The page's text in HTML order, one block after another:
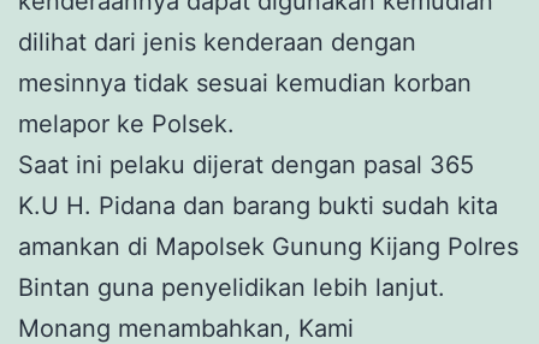
dilihat dari jenis kenderaan dengan
mesinnya tidak sesuai kemudian korban
melapor ke Polsek.
Saat ini pelaku dijerat dengan pasal 365
K.U H. Pidana dan barang bukti sudah kita
amankan di Mapolsek Gunung Kijang Polres
Bintan guna penyelidikan lebih lanjut.
Monang menambahkan, Kami